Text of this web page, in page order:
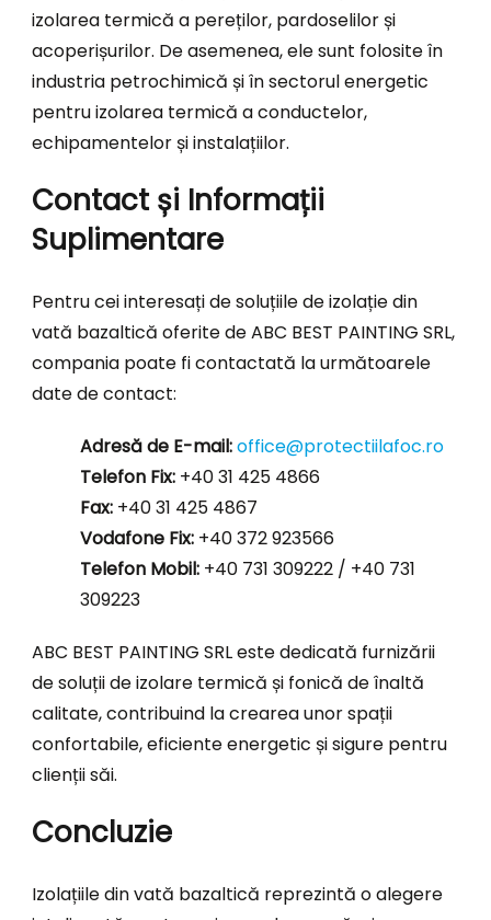
izolarea termică a pereților, pardoselilor și
acoperișurilor. De asemenea, ele sunt folosite în
industria petrochimică și în sectorul energetic
pentru izolarea termică a conductelor,
echipamentelor și instalațiilor.
Contact și Informații
Suplimentare
Pentru cei interesați de soluțiile de izolație din
vată bazaltică oferite de ABC BEST PAINTING SRL,
compania poate fi contactată la următoarele
date de contact:
Adresă de E-mail:office@protectiilafoc.ro
Telefon Fix: +40 31 425 4866
Fax: +40 31 425 4867
Vodafone Fix: +40 372 923566
Telefon Mobil: +40 731 309222 / +40 731
309223
ABC BEST PAINTING SRL este dedicată furnizării
de soluții de izolare termică și fonică de înaltă
calitate, contribuind la crearea unor spații
confortabile, eficiente energetic și sigure pentru
clienții săi.
Concluzie
Izolațiile din vată bazaltică reprezintă o alegere